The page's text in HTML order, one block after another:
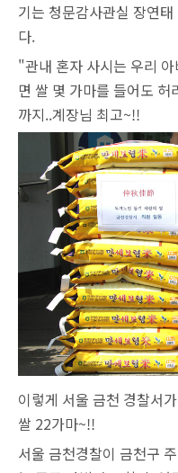
기는 청문감사관실 장연
다.
"관내 혼자 사시는 우리
면 쌀 몇 가마를 들어도
까지..계장님 최고~!!
이렇게 서울 금천 경찰서
쌀 22가마~!!
서울 금천경찰이 금천구